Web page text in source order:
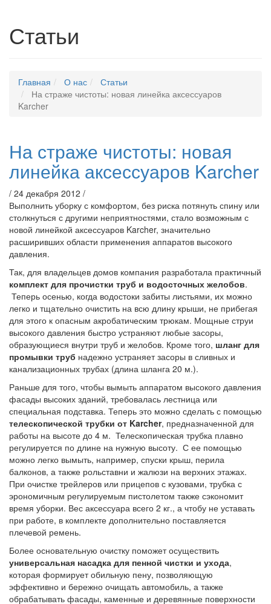
Статьи
Главная О нас
Статьи
На страже чистоты: новая линейка аксессуаров
Karcher
На страже чистоты: новая
линейка аксессуаров Karcher
/ 24 декабря 2012 /
Выполнить уборку с комфортом, без риска потянуть спину или
столкнуться с другими неприятностями, стало возможным с
новой линейкой аксессуаров Karcher, значительно
расширивших области применения аппаратов высокого
давления.
Так, для владельцев домов компания разработала практичный
комплект для прочистки труб и водосточных желобов.
Теперь осенью, когда водостоки забиты листьями, их можно
легко и тщательно очистить на всю длину крыши, не прибегая
для этого к опасным акробатическим трюкам. Мощные струи
высокого давления быстро устраняют любые засоры,
образующиеся внутри труб и желобов. Кроме того, шланг для
промывки труб надежно устраняет засоры в сливных и
канализационных трубах (длина шланга 20 м.).
Раньше для того, чтобы вымыть аппаратом высокого давления
фасады высоких зданий, требовалась лестница или
специальная подставка. Теперь это можно сделать с помощью
телескопической трубки от Karcher, предназначенной для
работы на высоте до 4 м. Телескопическая трубка плавно
регулируется по длине на нужную высоту. С ее помощью
можно легко вымыть, например, спуски крыш, перила
балконов, а также рольставни и жалюзи на верхних этажах.
При очистке трейлеров или прицепов с кузовами, трубка с
эрономичным регулируемым пистолетом также сэкономит
время уборки. Вес аксессуара всего 2 кг., а чтобу не уставать
при работе, в комплекте дополнительно поставляется
плечевой ремень.
Более основательную очистку поможет осуществить
универсальная насадка для пенной чистки и ухода,
которая формирует обильную пену, позволяющую
эффективно и бережно очищать автомобиль, а также
обрабатывать фасады, каменные и деревянные поверхности